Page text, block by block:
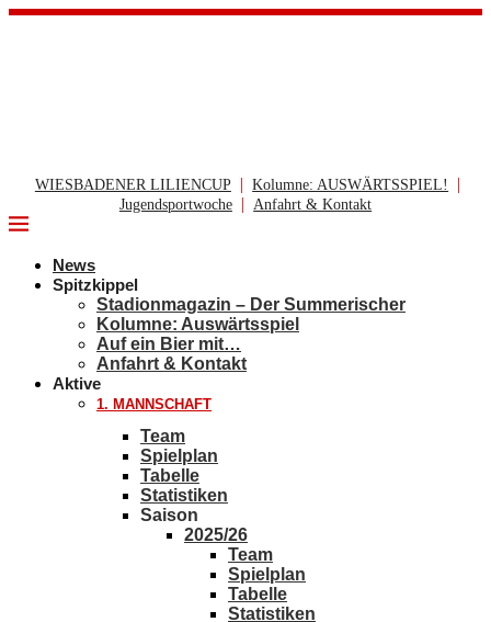
WIESBADENER LILIENCUP | Kolumne: AUSWÄRTSSPIEL! |
Jugendsportwoche | Anfahrt & Kontakt
News
Spitzkippel
Stadionmagazin – Der Summerischer
Kolumne: Auswärtsspiel
Auf ein Bier mit…
Anfahrt & Kontakt
Aktive
1. MANNSCHAFT
Team
Spielplan
Tabelle
Statistiken
Saison
2025/26
Team
Spielplan
Tabelle
Statistiken